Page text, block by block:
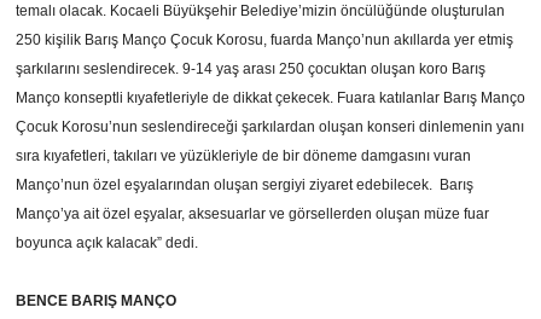
temalı olacak. Kocaeli Büyükşehir Belediye’mizin öncülüğünde oluşturulan
250 kişilik Barış Manço Çocuk Korosu, fuarda Manço’nun akıllarda yer etmiş
şarkılarını seslendirecek. 9-14 yaş arası 250 çocuktan oluşan koro Barış
Manço konseptli kıyafetleriyle de dikkat çekecek. Fuara katılanlar Barış Manço
Çocuk Korosu’nun seslendireceği şarkılardan oluşan konseri dinlemenin yanı
sıra kıyafetleri, takıları ve yüzükleriyle de bir döneme damgasını vuran
Manço’nun özel eşyalarından oluşan sergiyi ziyaret edebilecek. Barış
Manço’ya ait özel eşyalar, aksesuarlar ve görsellerden oluşan müze fuar
boyunca açık kalacak” dedi.
BENCE BARIŞ MANÇO